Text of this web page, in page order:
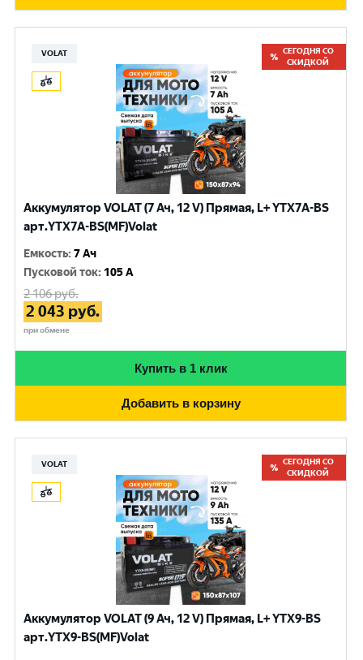
VOLAT
СЕГОДНЯ СО
СКИДКОЙ
Аккумулятор VOLAT (7 Ач, 12 V) Прямая, L+ YTX7A-BS
арт.YTX7A-BS(MF)Volat
Емкость:7 Ач
Пусковой ток: 105 A
2 106руб.
2 043 руб.
при обмене
Купить в 1 клик
Добавить в корзину
VOLAT
СЕГОДНЯ СО
СКИДКОЙ
Аккумулятор VOLAT (9 Ач, 12 V) Прямая, L+ YTX9-BS
арт.YTX9-BS(MF)Volat